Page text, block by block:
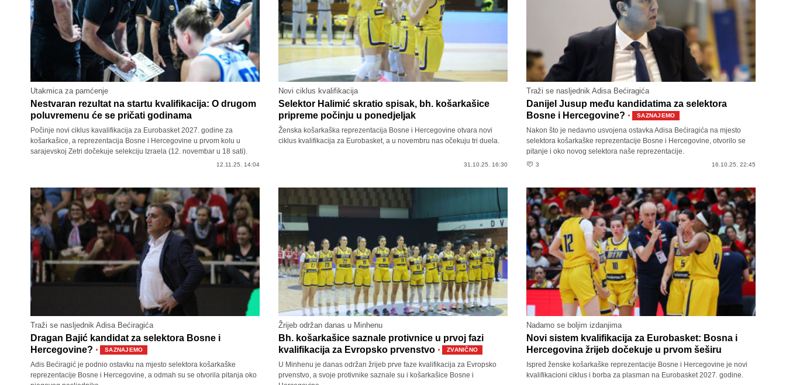
Utakmica za pamćenje
Nestvaran rezultat na startu kvalifikacija: O drugom
poluvremenu će se pričati godinama
Počinje novi ciklus kavalifikacija za Eurobasket 2027. godine za
košarkašice, a reprezentacija Bosne i Hercegovine u prvom kolu u
sarajevskoj Zetri dočekuje selekciju Izraela (12. novembar u 18 sati).
12.11.25. 14:04
Novi ciklus kvalifikacija
Selektor Halimić skratio spisak, bh. košarkašice
pripreme počinju u ponedjeljak
Ženska košarkaška reprezentacija Bosne i Hercegovine otvara novi
ciklus kvalifikacija za Eurobasket, a u novembru nas očekuju tri duela.
31.10.25. 16:30
Traži se nasljednik Adisa Bećiragića
Danijel Jusup među kandidatima za selektora
Bosne i Hercegovine? · SAZNAJEMO
Nakon što je nedavno usvojena ostavka Adisa Bećiragića na mjesto
selektora košarkaške reprezentacije Bosne i Hercegovine, otvorilo se
pitanje i oko novog selektora naše reprezentacije.
3 16.10.25. 22:45
Traži se nasljednik Adisa Bećiragića
Dragan Bajić kandidat za selektora Bosne i
Hercegovine? · SAZNAJEMO
Adis Bećiragić je podnio ostavku na mjesto selektora košarkaške
reprezentacije Bosne i Hercegovine, a odmah su se otvorila pitanja oko
Žrijeb održan danas u Minhenu
Bh. košarkašice saznale protivnice u prvoj fazi
kvalifikacija za Evropsko prvenstvo · ZVANIČNO
U Minhenu je danas održan žrijeb prve faze kvalifikacija za Evropsko
prvenstvo, a svoje protivnike saznale su i košarkašice Bosne i
Nadamo se boljim izdanjima
Novi sistem kvalifikacija za Eurobasket: Bosna i
Hercegovina žrijeb dočekuje u prvom šeširu
Ispred ženske košarkaške reprezentacije Bosne i Hercegovine je novi
kvalifikacioni ciklus i borba za plasman na Eurobasket 2027. godine.